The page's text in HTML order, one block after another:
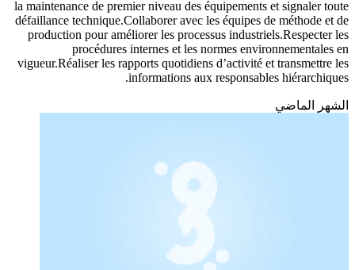
الهندسة
Operateur machine
réglages nécessaires pour optimiser la production et garantir la
conformité des produits.Surveiller en continu les paramètres de
production et intervenir rapidement en cas d’anomalies.Participer à
la maintenance de premier niveau des équipements et signaler toute
défaillance technique.Collaborer avec les équipes de méthode et de
production pour améliorer les processus industriels.Respecter les
procédures internes et les normes environnementales en
vigueur.Réaliser les rapports quotidiens d’activité et transmettre les